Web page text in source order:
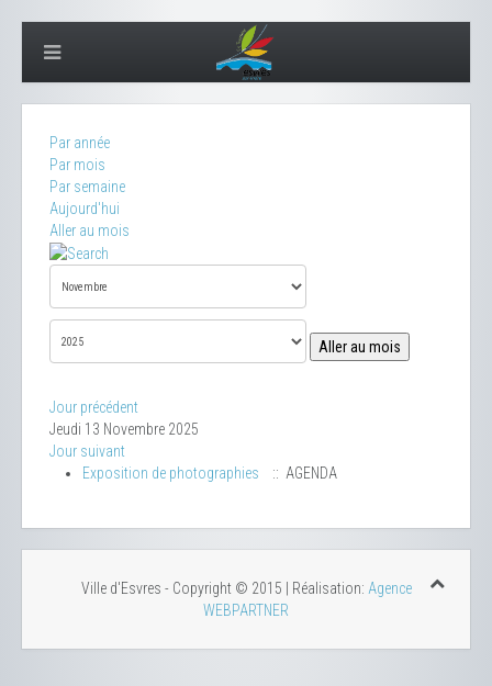
Par année
Par mois
Par semaine
Aujourd'hui
Aller au mois
Aller au mois
Jour précédent
Jeudi 13 Novembre 2025
Jour suivant
Exposition de photographies
:: AGENDA
Ville d'Esvres - Copyright © 2015 | Réalisation: Agence
WEBPARTNER